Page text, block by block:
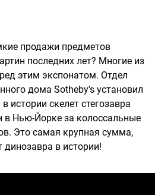
продажи предметов
последних лет? Многие из
этим экспонатом. Отдел
дома Sotheby's установил
истории скелет стегозавра
в Нью-Йорке за колоссальные
Это самая крупная сумма,
динозавра в истории!